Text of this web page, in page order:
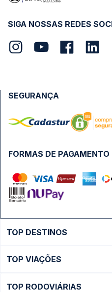
SIGA NOSSAS REDES
FORMAS DE PAGAMENTO
SEGURANÇA
TOP DESTINOS
Ônibus São Paulo
TOP VIAÇÕES
TOP RODOVIÁRIAS